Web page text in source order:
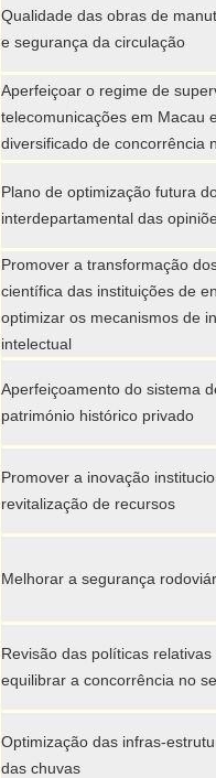
Qualidade das obras de
e segurança da circulação
Aperfeiçoar o regime de
telecomunicações em Macau
diversificado de concorrência
Plano de optimização futura
interdepartamental das
Promover a transformação
científica das instituições de
optimizar os mecanismos de
intelectual
Aperfeiçoamento do sistema
património histórico privado
Promover a inovação
revitalização de recursos
Melhorar a segurança
Revisão das políticas
equilibrar a concorrência no
Optimização das infras-
das chuvas